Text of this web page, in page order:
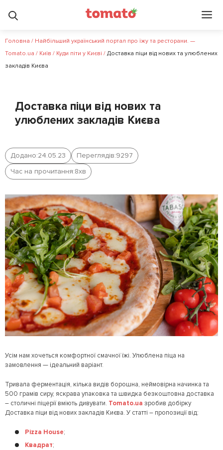
Головна / Найбільший український портал про їжу та ресторани. —
Tomato.ua / Київ / Куди піти у Києві / Доставка піци від нових та улюблених
закладів Києва
Доставка піци від нових та
улюблених закладів Києва
Додано:24.05.23 Переглядів:9297
Час на прочитання:8хв
Усім нам хочеться комфортної смачної їжі. Улюблена піца на
замовлення — ідеальний варіант.
Тривала ферментація, кілька видів борошна, неймовірна начинка та
500 грамів сиру, яскрава упаковка та швидка безкоштовна доставка
– столичні піцерії вміють дивувати. Tomato.ua зробив добірку
Доставка піци від нових закладів Києва. У статті – пропозиції від:
Pizza House;
Квадрат;